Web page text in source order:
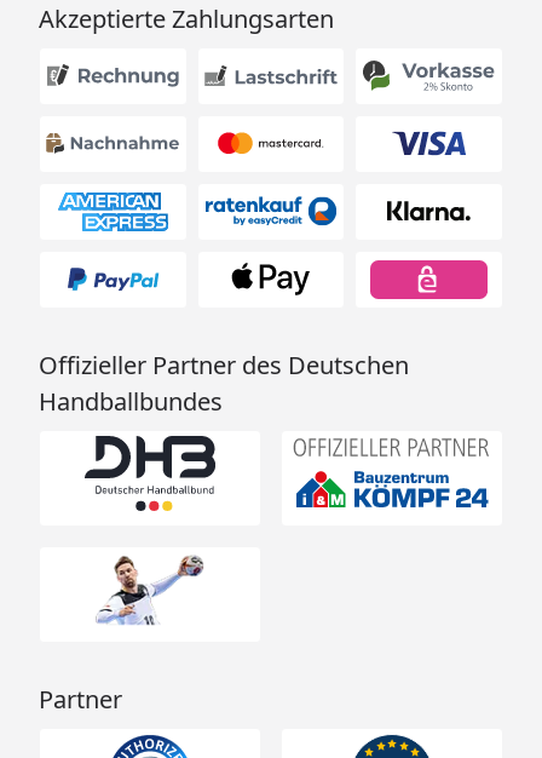
Akzeptierte Zahlungsarten
Offizieller Partner des Deutschen
Handballbundes
Partner